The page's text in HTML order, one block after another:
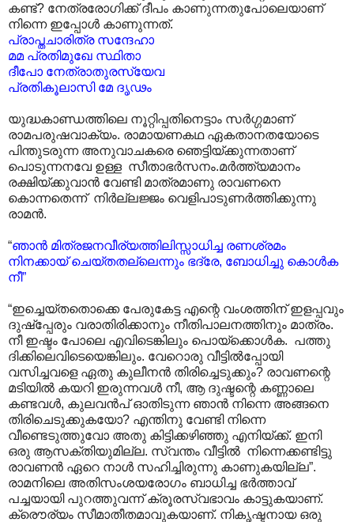
കണ്ട്? നേത്രരോഗിക്ക് ദീപം കാണുന്നതുപോലെയാണ്
നിന്നെ ഇപ്പോൾ കാണുന്നത്.
പ്രാപ്തചാരിത്ര സന്ദേഹാ
മമ പ്രതിമുഖേ സ്ഥിതാ
ദീപോ നേത്രാതുരസ്യേവ
പ്രതികൂലാസി മേ ദൃഢം
യുദ്ധകാണ്ഡത്തിലെ നൂറ്റിപ്പതിനെട്ടാം സർഗ്ഗമാണ്
രാമപരുഷവാക്യം. രാമായണകഥ ഏകതാനതയോടെ
പിന്തുടരുന്ന അനുവാചകരെ ഞെട്ടിയ്ക്കുന്നതാണ്
പൊടുന്നനവേ ഉള്ള സീതാഭർസനം.മർത്ത്യമാനം
രക്ഷിയ്ക്കുവാൻ വേണ്ടി മാത്രമാണു രാവണനെ
കൊന്നതെന്ന്‌ നിർല്ലജ്ജം വെളിപാടുണർത്തിക്കുന്നു
രാമൻ.
“ഞാൻ മിത്രജനവീര്യത്തിലിസ്സാധിച്ച രണശ്രമം
നിനക്കായ് ചെയ്തതല്ലെന്നും ഭദ്രേ, ബോധിച്ചു കൊൾക
നീ”
“ഇച്ചെയ്തതൊക്കെ പേരുകേട്ട എന്റെ വംശത്തിന് ഇളപ്പവും
ദുഷ്പ്പേരും വരാതിരിക്കാനും നീതിപാലനത്തിനും മാത്രം.
നീ ഇഷ്ടം പോലെ എവിടെങ്കിലും പൊയ്ക്കൊൾക. പത്തു
ദിക്കിലെവിടെയെങ്കിലും. വേറൊരു വീട്ടിൽ‌പ്പോയി
വസിച്ചവളെ ഏതു കുലീനൻ തിരിച്ചെടുക്കും? രാവണന്റെ
മടിയിൽ കയറി ഇരുന്നവൾ നീ, ആ ദുഷ്ടന്റെ കണ്ണാലെ
കണ്ടവൾ, കുലവൻപ് ഓതിടുന്ന ഞാൻ നിന്നെ അങ്ങനെ
തിരിചെടുക്കുകയോ? എന്തിനു വേണ്ടി നിന്നെ
വീണ്ടെടുത്തുവോ അതു കിട്ടിക്കഴിഞ്ഞു എനിയ്ക്ക്. ഇനി
ഒരു ആസക്തിയുമില്ല. സ്വന്തം വീട്ടിൽ നിന്നെക്കണ്ടിട്ടു
രാവണൻ ഏറെ നാൾ സഹിച്ചിരുന്നു കാണുകയില്ല”.
രാമനിലെ അതിസംശയരോഗം ബാധിച്ച ഭർത്താവ്
പച്ചയായി പുറത്തുവന്ന് ക്രൂരസ്വഭാവം കാട്ടുകയാണ്.
ക്രൌര്യം സീമാതീതമാവുകയാണ്. നികൃഷ്ടനായ ഒരു